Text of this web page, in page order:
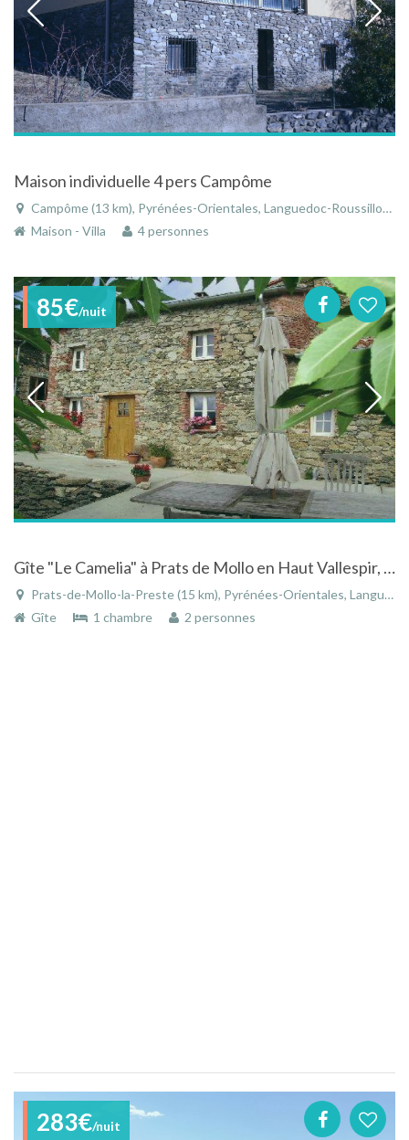
Maison individuelle 4 pers Campôme
Campôme (13 km), Pyrénées-Orientales, Languedoc-Roussillon, Occitanie, France
Maison - Villa
4 personnes
85€/nuit
Gîte "Le Camelia" à Prats de Mollo en Haut Vallespir, grande terrasse, piscine et vue impressionante
Prats-de-Mollo-la-Preste (15 km), Pyrénées-Orientales, Languedoc-Roussillon, Occitanie, France
Gîte
1 chambre 2 personnes
283€/nuit